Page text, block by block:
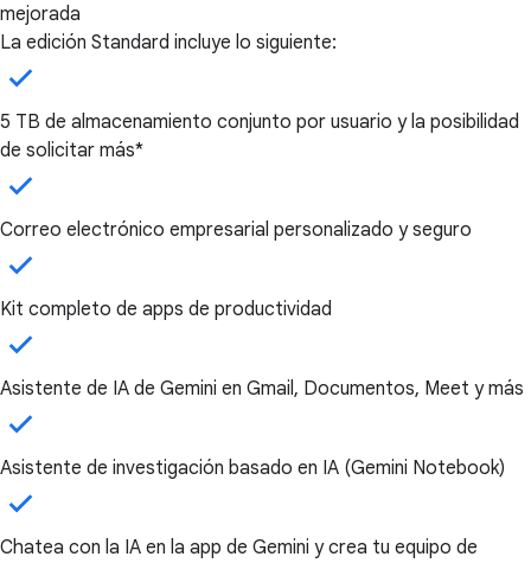
mejorada
La edición Standard incluye lo siguiente:
5 TB de almacenamiento conjunto por usuario y la posibilidad
de solicitar más*
Correo electrónico empresarial personalizado y seguro
Kit completo de apps de productividad
Asistente de IA de Gemini en Gmail, Documentos, Meet y más
Asistente de investigación basado en IA (Gemini Notebook)
Chatea con la IA en la app de Gemini y crea tu equipo de